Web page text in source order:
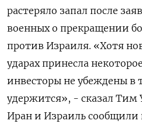
растеряло запал после
военных о прекращении
против Израиля. «Хотя
ударах принесла
инвесторы не убеждены в
удержится», - сказал Тим
Иран и Израиль сообщили